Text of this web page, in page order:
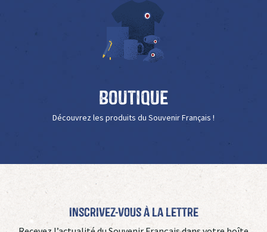
Boutique
Découvrez les produits du Souvenir Français !
Inscrivez-vous à La Lettre